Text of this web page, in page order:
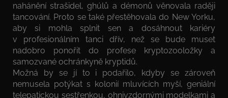
nahánění strašidel, ghúlů a démonů věnovala raději
tancování. Proto se také přestěhovala do New Yorku,
aby si mohla splnit sen a dosáhnout kariéry
v profesionálním tanci dřív, než se bude muset
nadobro ponořit do profese kryptozooložky a
samozvané ochránkyně kryptidů.
Možná by se jí to i podařilo, kdyby se zároveň
nemusela potýkat s kolonií mluvících myší, geniální
telepatickou sestřenkou, ohnivzdornými modelkami a